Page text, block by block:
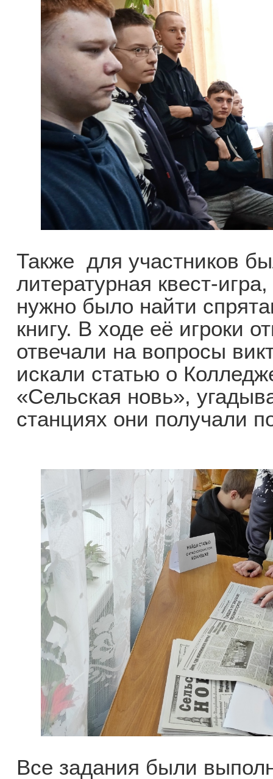
Также для участников
литературная квест-
нужно было найти
книгу. В ходе её игроки
отвечали на вопросы
искали статью о
«Сельская новь»,
станциях они получали
Все задания были